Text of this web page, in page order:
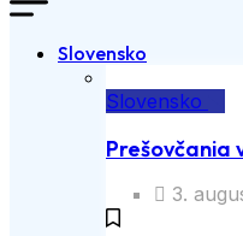
Slovensko
Slovensko
Prešovčania
3.